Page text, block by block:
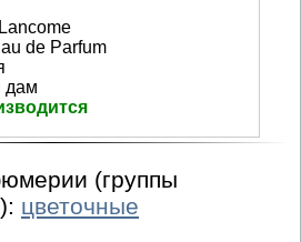
Lancome
de Parfum
дам
(группы
цветочные